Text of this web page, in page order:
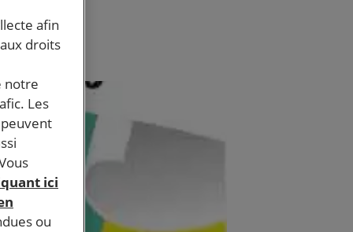
afin
droits
notre
Les
ici
ou